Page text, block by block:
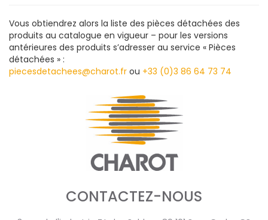
Vous obtiendrez alors la liste des pièces détachées des
produits au catalogue en vigueur – pour les versions
antérieures des produits s’adresser au service « Pièces
détachées » :
piecesdetachees@charot.fr ou +33 (0)3 86 64 73 74
CONTACTEZ-NOUS